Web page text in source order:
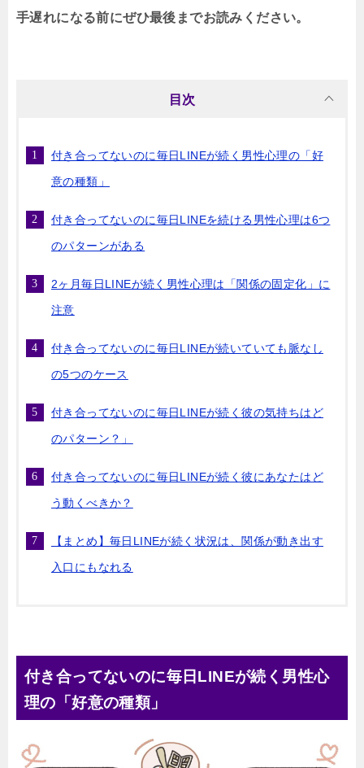
手遅れになる前にぜひ最後までお読みください。
目次
付き合ってないのに毎日LINEが続く男性心理の「好
意の種類」
付き合ってないのに毎日LINEを続ける男性心理は6つ
のパターンがある
2ヶ月毎日LINEが続く男性心理は「関係の固定化」に
注意
付き合ってないのに毎日LINEが続いていても脈なし
の5つのケース
付き合ってないのに毎日LINEが続く彼の気持ちはど
のパターン？」
付き合ってないのに毎日LINEが続く彼にあなたはど
う動くべきか？
【まとめ】毎日LINEが続く状況は、関係が動き出す
入口にもなれる
付き合ってないのに毎日LINEが続く男性心
理の「好意の種類」